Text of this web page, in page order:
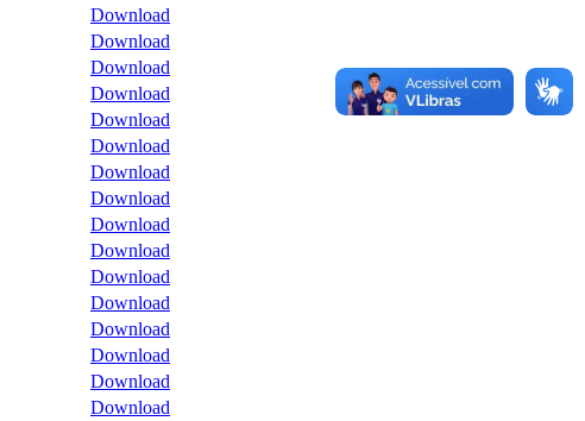
Download
Download
Download
Download
Download
Download
Download
Download
Download
Download
Download
Download
Download
Download
Download
Download